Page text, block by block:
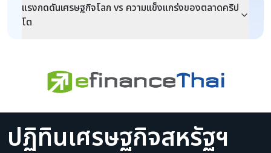
EDEN 0.0457USDT 11.56% 3.28M
196.49M
แรงกดดันเศรษฐกิจโลก vs ความแข็งแกร่งของตลาดคริป
โต
ปฏิทินเศรษฐกิจสหรัฐฯ